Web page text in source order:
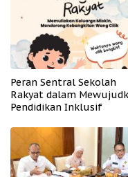
Peran Sentral Sekolah
Rakyat dalam
Pendidikan Inklusif